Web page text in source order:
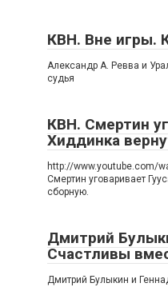
КВН. Вне игры.
Александр А. Ревва и
судья
КВН. Смертин
Хиддинка
http://www.youtube.com/
Смертин уговаривает
сборную.
Дмитрий
Счастливы
Дмитрий Булыкин и